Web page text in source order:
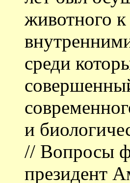
животного к
среди
и
// Вопросы
президент